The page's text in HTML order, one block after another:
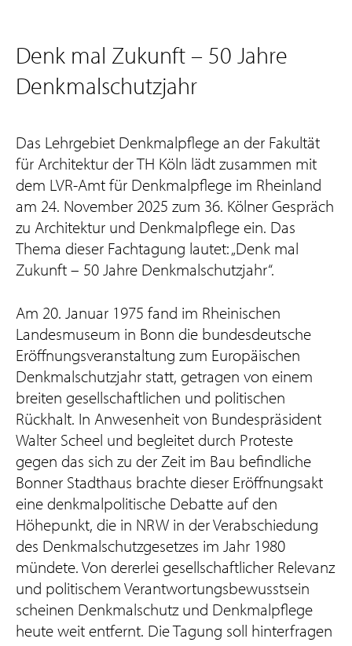
Denk mal Zukunft – 50 Jahre
Denkmalschutzjahr
Das Lehrgebiet Denkmalpflege an der Fakultät
für Architektur der TH Köln lädt zusammen mit
dem LVR-Amt für Denkmalpflege im Rheinland
am 24. November 2025 zum 36. Kölner Gespräch
zu Architektur und Denkmalpflege ein. Das
Thema dieser Fachtagung lautet: „Denk mal
Zukunft – 50 Jahre Denkmalschutzjahr“.
Am 20. Januar 1975 fand im Rheinischen
Landesmuseum in Bonn die bundesdeutsche
Eröffnungsveranstaltung zum Europäischen
Denkmalschutzjahr statt, getragen von einem
breiten gesellschaftlichen und politischen
Rückhalt. In Anwesenheit von Bundespräsident
Walter Scheel und begleitet durch Proteste
gegen das sich zu der Zeit im Bau befindliche
Bonner Stadthaus brachte dieser Eröffnungsakt
eine denkmalpolitische Debatte auf den
Höhepunkt, die in NRW in der Verabschiedung
des Denkmalschutzgesetzes im Jahr 1980
mündete. Von dererlei gesellschaftlicher Relevanz
und politischem Verantwortungsbewusstsein
scheinen Denkmalschutz und Denkmalpflege
heute weit entfernt. Die Tagung soll hinterfragen